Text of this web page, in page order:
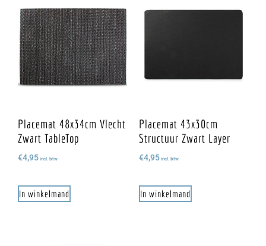
Placemat 48x34cm Vlecht
Zwart TableTop
€4,95 incl. btw
In winkelmand
Placemat 43x30cm
Structuur Zwart Layer
€4,95 incl. btw
In winkelmand